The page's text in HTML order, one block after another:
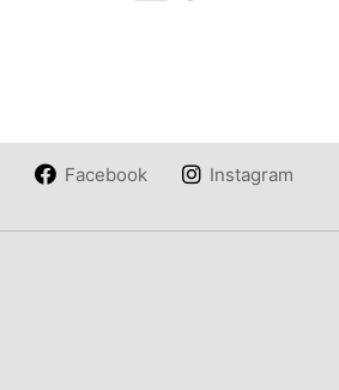
Facebook Instagram